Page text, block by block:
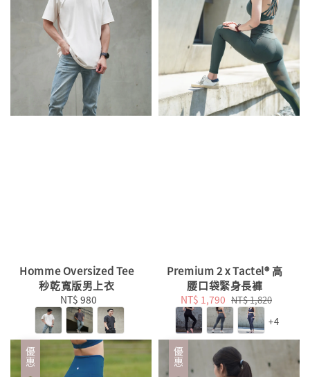
Homme Oversized Tee
秒乾寬版男上衣
Regular
price
NT$ 980
Premium 2 x Tactel® 高
腰口袋緊身長褲
Sale
price
NT$ 1,790 Regular
price
NT$ 1,820
+4
優惠 優惠